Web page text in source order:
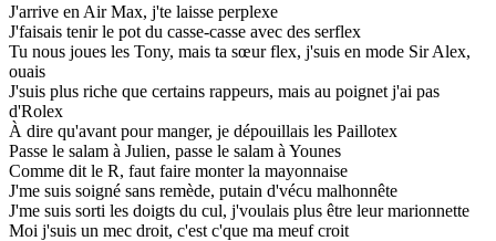
J'arrive en Air Max, j'te laisse perplexe
J'faisais tenir le pot du casse-casse avec des serflex
Tu nous joues les Tony, mais ta sœur flex, j'suis en mode Sir Alex,
ouais
J'suis plus riche que certains rappeurs, mais au poignet j'ai pas
d'Rolex
À dire qu'avant pour manger, je dépouillais les Paillotex
Passe le salam à Julien, passe le salam à Younes
Comme dit le R, faut faire monter la mayonnaise
J'me suis soigné sans remède, putain d'vécu malhonnête
J'me suis sorti les doigts du cul, j'voulais plus être leur marionnette
Moi j'suis un mec droit, c'est c'que ma meuf croit